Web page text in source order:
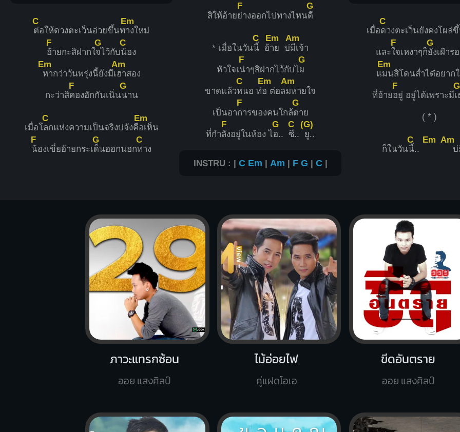
C
ต่อให้ดวงตะเว็นอ่วยขึ้นท
Em
างใหม่
F
อ้ายกะสิฝากใ
G
จไว้กับ
C
น้อง
Em
หากว่าวันพรุ่งนี้ยังมีเ
Am
ฮาสอง
กะว่าสิ
F
คองฮักกันเนิ่น
G
นาน
เมื่อโ
C
ลกแห่งความเป็นจริงบ่จังคื
Em
อเห็น
F
น้องเขี่ยอ้ายกระเ
G
ด็นออกนอก
C
ทาง
สิให้อ้าย
F
ย่างออกไปทางไหน
G
ดี
* เมื่อในวัน
C
นี้ อ้
Em
าย บ่
Am
มีเจ้า
หัวใจเ
F
น่าๆสิฝากไว้กับไ
G
ผ
ขาดแล้ว
C
หนอ ท่
Em
อ ต่อล
Am
มหายใจ
เป็นอา
F
การของคนใกล้
G
ตาย
ที่กำ
F
ลังอยู่ในห้อง ไ
G
อ..
C
ซี..
(G)
ยู..
INSTRU : | C Em | Am | F G | C |
เมื่อ
C
ดวงตะเว็นยังคงโผล่
และ
F
ใจเหงาๆก็
G
ยังเฝ้ารอ
แ
Em
มนสิโดนส่ำได๋อยากใ
ที่อ้าย
F
อยู่ อยู่ได้เพราะมี
G
( * )
ก็ในวัน
C
นี้..
Em Am
บ่
ภาวะแทรกซ้อน
ออย แสงศิลป์
ไม้อ่อยไฟ
คู่แฝดโอเอ
ขีดอันตราย
ออย แสงศิลป์